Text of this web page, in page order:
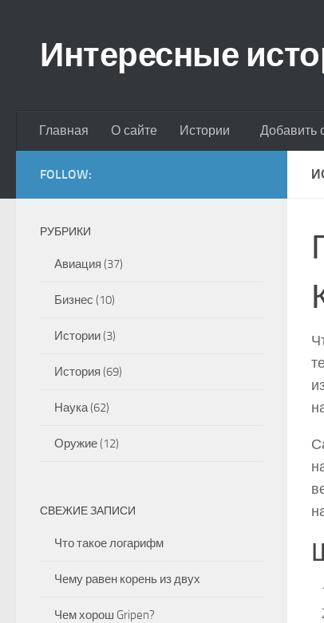
Интересные
Главная О сайте Истории Добавить
FOLLOW:
РУБРИКИ
Авиация (37)
Бизнес (10)
Истории(3)
История (69)
Наука(62)
Оружие(12)
СВЕЖИЕ ЗАПИСИ
Что такое логарифм
Чему равен корень из двух
Чем хорош Gripen?